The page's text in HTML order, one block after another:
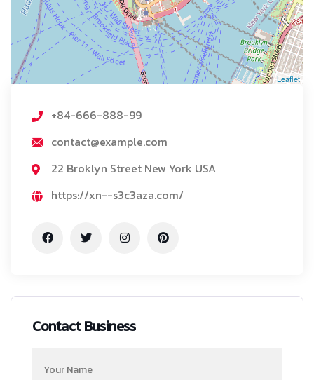
Leaflet
+84-666-888-99
contact@example.com
22 Broklyn Street New York USA
https://xn--s3c3aza.com/
Contact Business